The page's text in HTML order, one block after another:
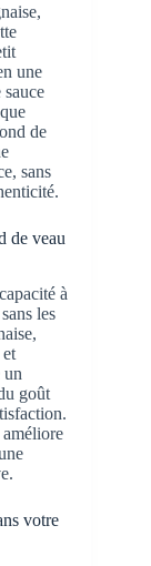
une
de
sans
de veau
à
les
un
goût
améliore
votre